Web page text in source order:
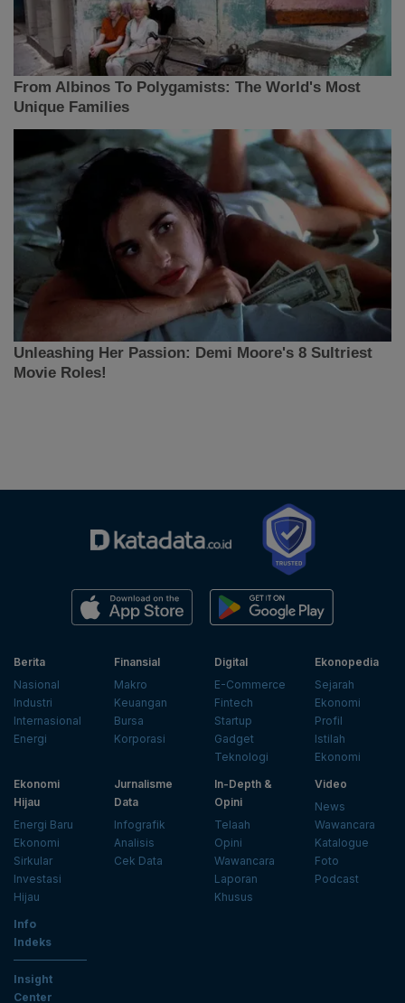
Berita
Nasional
Industri
Internasional
Energi
Finansial
Makro
Keuangan
Bursa
Korporasi
Digital
E-Commerce
Fintech
Startup
Gadget
Teknologi
Ekonopedia
Sejarah
Ekonomi
Profil
Istilah
Ekonomi
Ekonomi
Hijau
Energi Baru
Ekonomi
Sirkular
Investasi
Hijau
Jurnalisme
Data
Infografik
Analisis
Cek Data
In-Depth &
Opini
Telaah
Opini
Wawancara
Laporan
Khusus
Video
News
Wawancara
Katalogue
Foto
Podcast
Info
Indeks
Insight
Center